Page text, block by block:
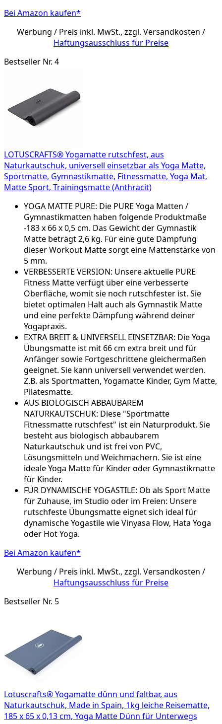
Bei Amazon kaufen*
Werbung / Preis inkl. MwSt., zzgl. Versandkosten /
Haftungsausschluss für Preise
Bestseller Nr. 4
LOTUSCRAFTS® Yogamatte rutschfest, aus
Naturkautschuk, universell einsetzbar als Yoga Matte,
Sportmatte, Gymnastikmatte, Fitnessmatte, Yoga Mat,
Matte Sport, Trainingsmatte (Anthracit)
YOGA MATTE PURE: Die PURE Yoga Matten /
Gymnastikmatten haben folgende Produktmaße
-183 x 66 x 0,5 cm. Das Gewicht der Gymnastik
Matte beträgt 2,6 kg. Für eine gute Dämpfung
dieser Workout Matte sorgt eine Mattenstärke von
5 mm.
VERBESSERTE VERSION: Unsere aktuelle PURE
Fitness Matte verfügt über eine verbesserte
Oberfläche, womit sie noch rutschfester ist. Sie
bietet optimalen Halt auch als Gymnastik Matte
und eine perfekte Dämpfung während deiner
Yogapraxis.
EXTRA BREIT & UNIVERSELL EINSETZBAR: Die Yoga
Übungsmatte ist mit 66 cm extra breit und für
Anfänger sowie Fortgeschrittene gleichermaßen
geeignet. Sie kann universell verwendet werden.
Z.B. als Sportmatten, Yogamatte Kinder, Gym Matte,
Pilatesmatte.
AUS BIOLOGISCH ABBAUBAREM
NATURKAUTSCHUK: Diese "Sportmatte
Fitnessmatte rutschfest" ist ein Naturprodukt. Sie
besteht aus biologisch abbaubarem
Naturkautschuk und ist frei von PVC,
Lösungsmitteln und Weichmachern. Sie ist eine
ideale Yoga Matte für Kinder oder Gymnastikmatte
für Kinder.
FÜR DYNAMISCHE YOGASTILE: Ob als Sport Matte
für Zuhause, im Studio oder im Freien: Unsere
rutschfeste Übungsmatte eignet sich ideal für
dynamische Yogastile wie Vinyasa Flow, Hata Yoga
oder Hot Yoga.
Bei Amazon kaufen*
Werbung / Preis inkl. MwSt., zzgl. Versandkosten /
Haftungsausschluss für Preise
Bestseller Nr. 5
Lotuscrafts® Yogamatte dünn und faltbar, aus
Naturkautschuk, Made in Spain, 1kg leiche Reisematte,
185 x 65 x 0,13 cm, Yoga Matte Dünn für Unterwegs